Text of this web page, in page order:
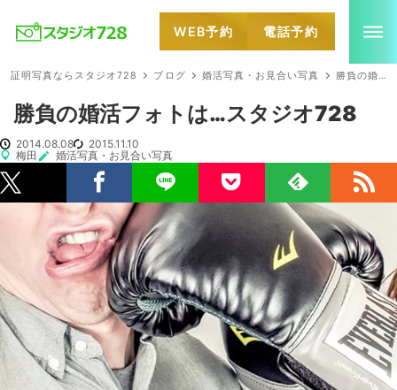
WEB予約 電話予約
証明写真ならスタジオ728 ブログ 婚活写真・お見合い写真 勝負の婚活フォトは…スタジオ728
勝負の婚活フォトは…スタジオ728
2014.08.08
2015.11.10
梅田
婚活写真・お見合い写真